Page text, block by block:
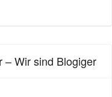
– Wir sind Blogiger